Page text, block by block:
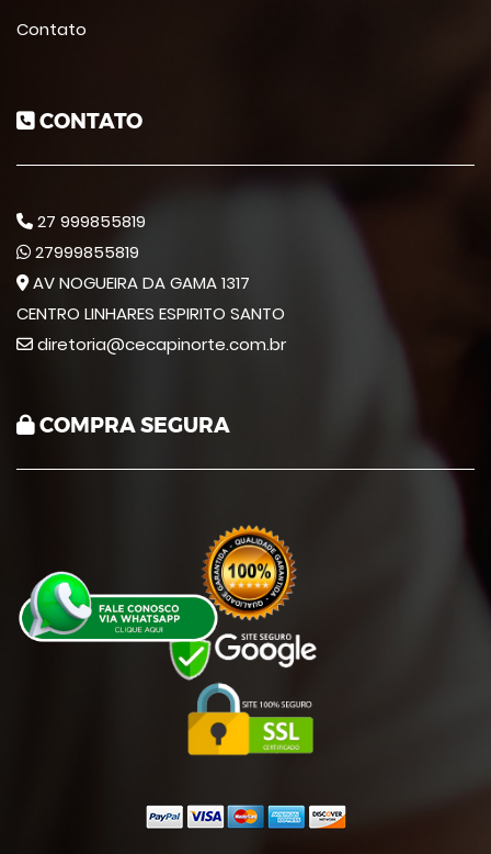
Contato
CONTATO
27 999855819
27999855819
AV NOGUEIRA DA GAMA 1317
CENTRO LINHARES ESPIRITO SANTO
diretoria@cecapinorte.com.br
COMPRA SEGURA